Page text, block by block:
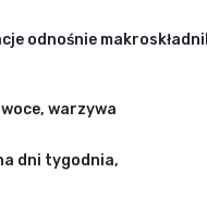
odnośnie
warzywa
dni tygodnia,